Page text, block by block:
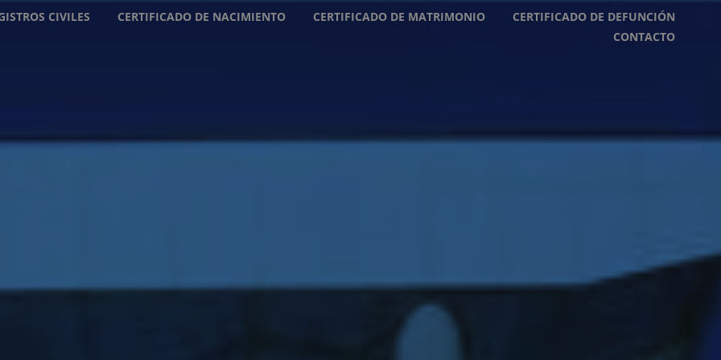
CIVILES CERTIFICADO DE NACIMIENTO CERTIFICADO DE MATRIMONIO
CERTIFICADO DE DEFUNCIÓN
CONTACTO